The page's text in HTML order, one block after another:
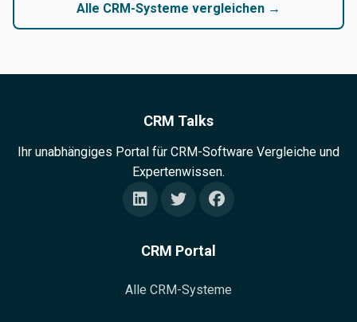
Alle CRM-Systeme vergleichen →
CRM Talks
Ihr unabhängiges Portal für CRM-Software Vergleiche und
Expertenwissen.
CRM Portal
Alle CRM-Systeme